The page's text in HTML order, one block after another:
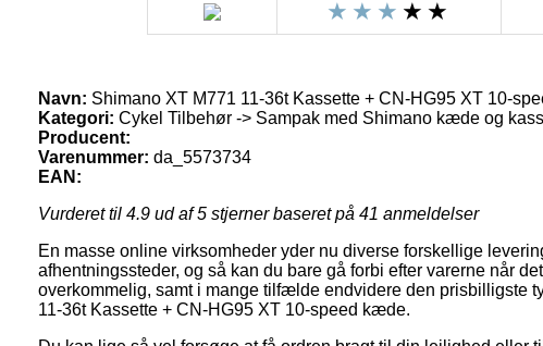
Navn: Shimano XT M771 11-36t Kassette + CN-HG95 XT 10-
Kategori: Cykel Tilbehør -> Sampak med Shimano kæde og
Producent:
Varenummer: da_5573734
EAN:
Vurderet til 4.9 ud af 5 stjerner baseret på 41 anmeldelser
En masse online virksomheder yder nu diverse forskellige
afhentningssteder, og så kan du bare gå forbi efter varerne når
overkommelig, samt i mange tilfælde endvidere den prisbilligste
11-36t Kassette + CN-HG95 XT 10-speed kæde.